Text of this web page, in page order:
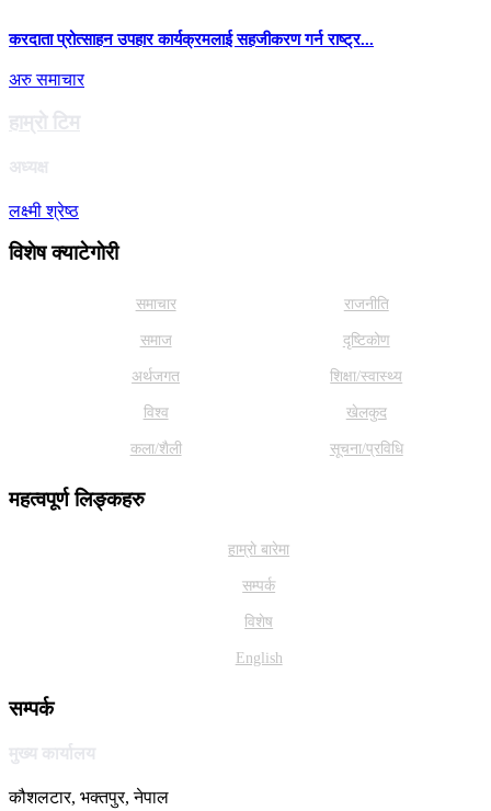
करदाता प्रोत्साहन उपहार कार्यक्रमलाई सहजीकरण गर्न राष्ट्र...
अरु समाचार
हाम्राे टिम
अध्यक्ष
लक्ष्मी श्रेष्ठ
विशेष क्याटेगाेरी
समाचार राजनीति
समाज दृष्टिकोण
अर्थजगत शिक्षा/स्वास्थ्य
विश्व खेलकुद
कला/शैली सूचना/प्रविधि
महत्वपूर्ण लिङ्कहरु
हाम्राे बारेमा
सम्पर्क
विशेष
English
सम्पर्क
मुख्य कार्यालय
कौशलटार, भक्तपुर, नेपाल